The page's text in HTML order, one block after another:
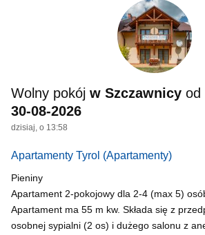
Wolny pokój w Szczawnicy od
30-08-2026
dzisiaj, o 13:58
Apartamenty Tyrol (Apartamenty)
Pieniny
Apartament 2-pokojowy dla 2-4 (max 5)
Apartament ma 55 m kw. Składa się z
osobnej sypialni (2 os) i dużego salonu z